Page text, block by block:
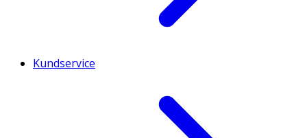
Kundservice